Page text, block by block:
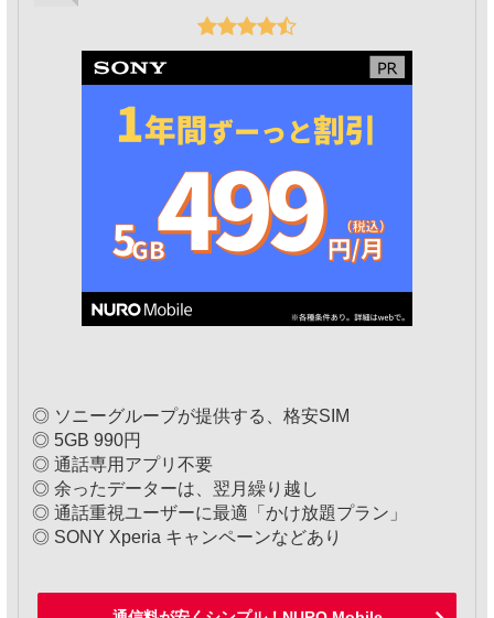
◎ ソニーグループが提供する、格安SIM
◎ 5GB 990円
◎ 通話専用アプリ不要
◎ 余ったデーターは、翌月繰り越し
◎ 通話重視ユーザーに最適「かけ放題プラン」
◎ SONY Xperia キャンペーンなどあり